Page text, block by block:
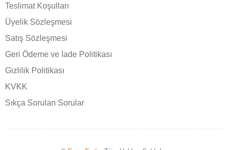
Teslimat Koşulları
Üyelik Sözleşmesi
Satış Sözleşmesi
Geri Ödeme ve İade Politikası
Gizlilik Politikası
KVKK
Sıkça Sorulan Sorular